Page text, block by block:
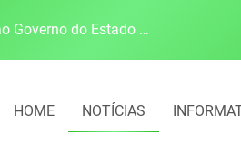
Associação dos Municípios do Norte Gaúcho solicita R$ 8 milhões ao Governo do Estado para reparações climáticas
HOME NOTÍCIAS